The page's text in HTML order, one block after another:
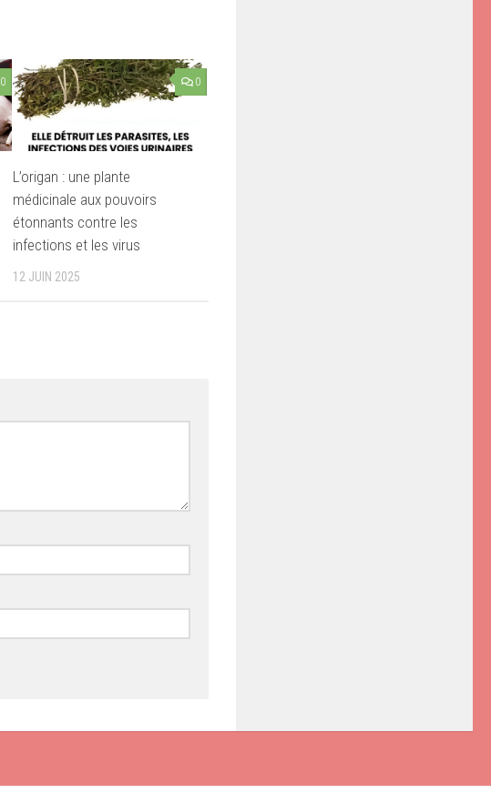
0 0
L’origan : une plante
médicinale aux pouvoirs
étonnants contre les
infections et les virus
12 JUIN 2025